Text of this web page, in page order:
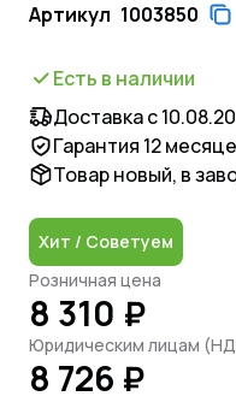
Артикул 1003850
Есть в наличии
Доставка с
Гарантия 12
Товар новый, в
Хит / Советуем
Розничная цена
8 310 ₽
Юридическим лицам
8 726 ₽